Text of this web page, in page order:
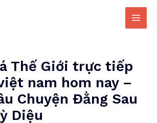
Main
Thế Giới trực tiếp
nam hom nay –
Chuyện Đằng Sau
Diệu